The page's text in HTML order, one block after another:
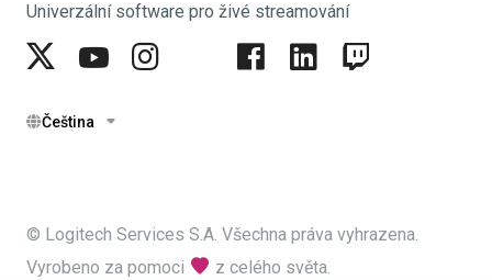
Univerzální software pro živé streamování
Čeština
© Logitech Services S.A. Všechna práva vyhrazena.
Vyrobeno za pomoci
z celého světa.